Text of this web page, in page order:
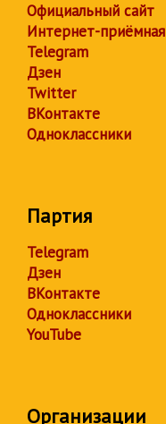
Официальный сайт
Интернет-приёмная
Telegram
Дзен
Twitter
ВКонтакте
Одноклассники
Партия
Telegram
Дзен
ВКонтакте
Одноклассники
YouTube
Организации